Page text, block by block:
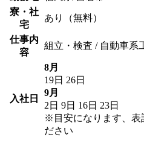
寮・社
宅
あり（無料）
仕事内
容
組立・検査 / 自動車系
入社日
8月
19日 26日
9月
2日 9日 16日 23日
※目安になります、表
ださい